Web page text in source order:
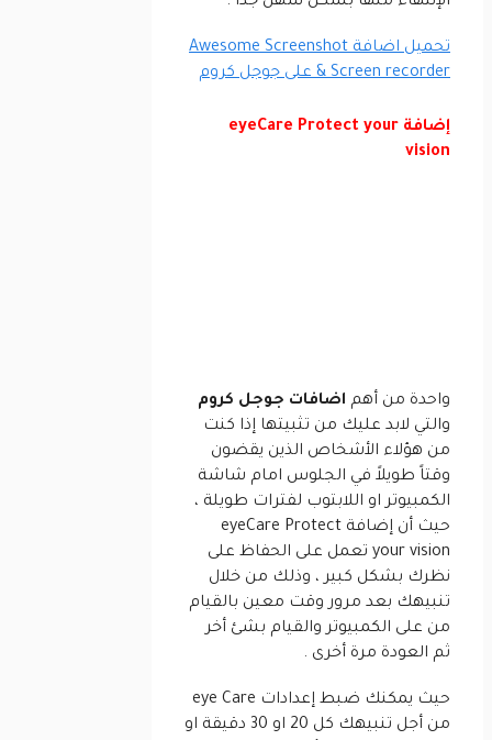
تحميل اضافة Awesome Screenshot
& Screen recorder على جوجل كروم
إضافة eyeCare Protect your
vision
واحدة من أهم اضافات جوجل كروم
والتي لابد عليك من تثبيتها إذا كنت
من هؤلاء الأشخاص الذين يقضون
وقتاً طويلاً في الجلوس امام شاشة
الكمبيوتر او اللابتوب لفترات طويلة ،
حيث أن إضافة eyeCare Protect
your vision تعمل على الحفاظ على
نظرك بشكل كبير ، وذلك من خلال
تنبيهك بعد مرور وقت معين بالقيام
من على الكمبيوتر والقيام بشئ أخر
ثم العودة مرة أخرى .
حيث يمكنك ضبط إعدادات eye Care
من أجل تنبيهك كل 20 او 30 دقيقة او